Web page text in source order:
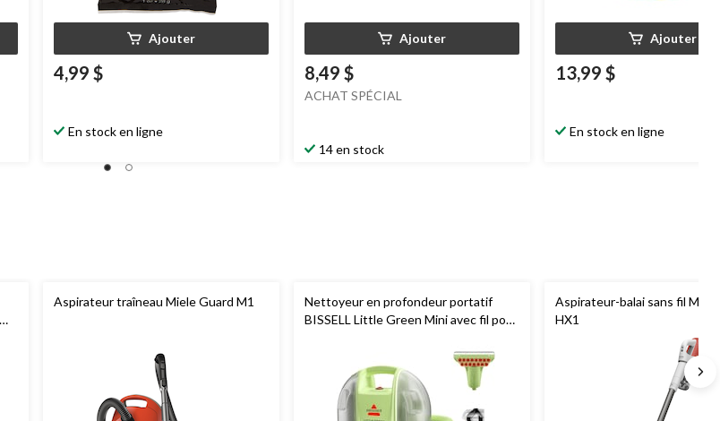
Ajouter
4,99 $
En stock en ligne
Ajouter
8,49 $
ACHAT SPÉCIAL
14 en stock
Ajouter
13,99 $
En stock en ligne
Aspirateur traîneau Miele Guard M1
Nettoyeur en profondeur portatif
BISSELL Little Green Mini avec fil pour
Aspirateur-balai sans fil
HX1